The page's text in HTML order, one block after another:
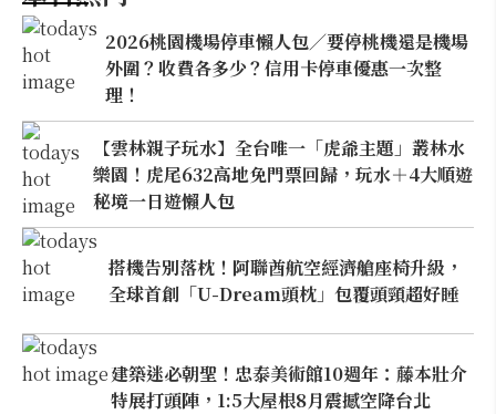
2026桃園機場停車懶人包／要停桃機還是機場
外圍？收費各多少？信用卡停車優惠一次整
理！
【雲林親子玩水】全台唯一「虎爺主題」叢林水
樂園！虎尾632高地免門票回歸，玩水＋4大順遊
秘境一日遊懶人包
搭機告別落枕！阿聯酋航空經濟艙座椅升級，
全球首創「U-Dream頭枕」包覆頭頸超好睡
建築迷必朝聖！忠泰美術館10週年：藤本壯介
特展打頭陣，1:5大屋根8月震撼空降台北